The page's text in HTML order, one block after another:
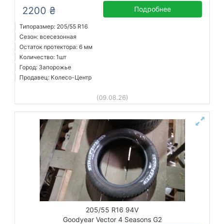
2200 ₴ Подробнее
Типоразмер: 205/55 R16
Сезон: всесезонная
Остаток протектора: 6 мм
Количество: 1шт
Город: Запорожье
Продавец: Колесо-Центр
(09.08.26)
205/55 R16 94V
Goodyear Vector 4 Seasons G2